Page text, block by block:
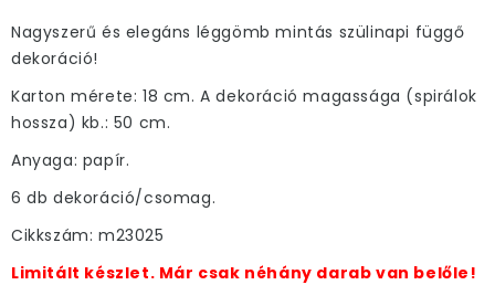
Nagyszerű és elegáns léggömb mintás szülinapi függő
dekoráció!
Karton mérete: 18 cm. A dekoráció magassága (spirálok
hossza) kb.: 50 cm.
Anyaga: papír.
6 db dekoráció/csomag.
Cikkszám: m23025
Limitált készlet. Már csak néhány darab van belőle!